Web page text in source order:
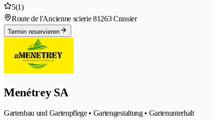
5(1)
Route de l'Ancienne scierie 81263 Crassier
Termin reservieren
Menétrey SA
Gartenbau und Gartenpflege • Gartengestaltung • Gartenunterhalt